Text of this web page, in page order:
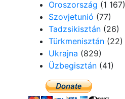
Oroszország (1 167)
Szovjetunió (77)
Tadzsikisztán (26)
Türkmenisztán (22)
Ukrajna (829)
Üzbegisztán (41)